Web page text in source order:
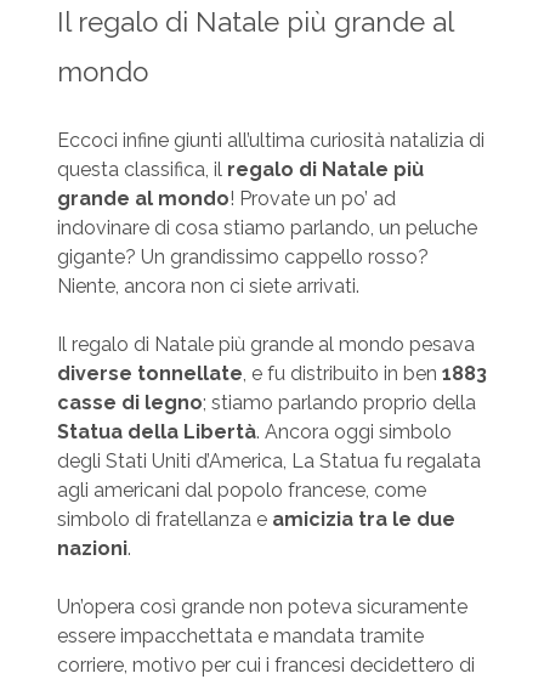
Il regalo di Natale più grande al
mondo
Eccoci infine giunti all’ultima curiosità natalizia di
questa classifica, il regalo di Natale più
grande al mondo! Provate un po’ ad
indovinare di cosa stiamo parlando, un peluche
gigante? Un grandissimo cappello rosso?
Niente, ancora non ci siete arrivati.
Il regalo di Natale più grande al mondo pesava
diverse tonnellate, e fu distribuito in ben 1883
casse di legno; stiamo parlando proprio della
Statua della Libertà. Ancora oggi simbolo
degli Stati Uniti d’America, La Statua fu regalata
agli americani dal popolo francese, come
simbolo di fratellanza e amicizia tra le due
nazioni.
Un’opera così grande non poteva sicuramente
essere impacchettata e mandata tramite
corriere, motivo per cui i francesi decidettero di